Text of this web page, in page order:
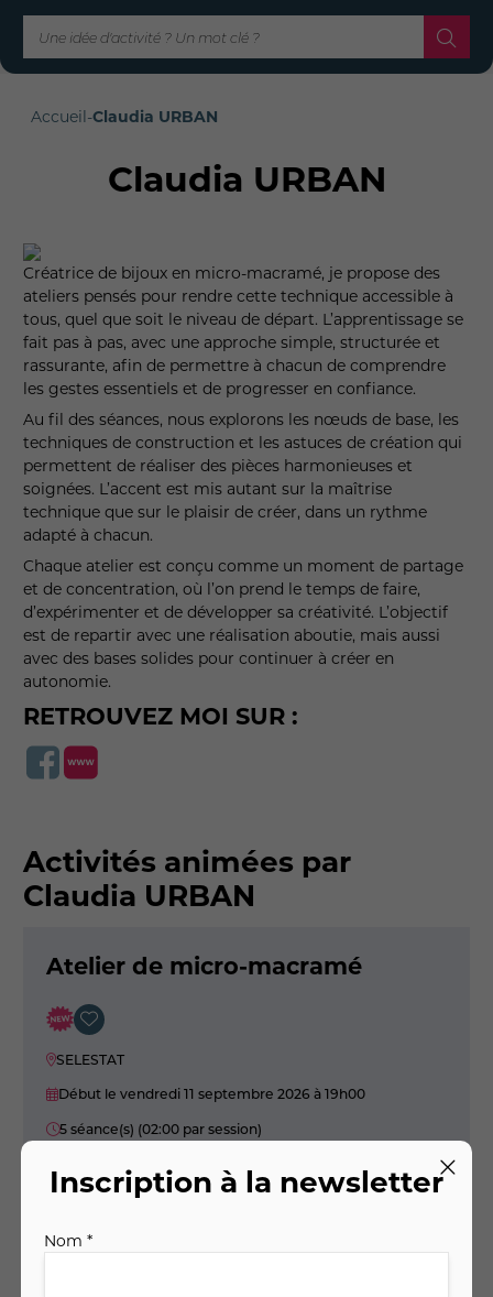
Accueil-Claudia URBAN
Claudia URBAN
Créatrice de bijoux en micro-macramé, je propose des
ateliers pensés pour rendre cette technique accessible à
tous, quel que soit le niveau de départ. L’apprentissage se
fait pas à pas, avec une approche simple, structurée et
rassurante, afin de permettre à chacun de comprendre
les gestes essentiels et de progresser en confiance.
Au fil des séances, nous explorons les nœuds de base, les
techniques de construction et les astuces de création qui
permettent de réaliser des pièces harmonieuses et
soignées. L’accent est mis autant sur la maîtrise
technique que sur le plaisir de créer, dans un rythme
adapté à chacun.
Chaque atelier est conçu comme un moment de partage
et de concentration, où l’on prend le temps de faire,
d’expérimenter et de développer sa créativité. L’objectif
est de repartir avec une réalisation aboutie, mais aussi
avec des bases solides pour continuer à créer en
autonomie.
RETROUVEZ MOI SUR :
Activités animées par
Claudia URBAN
Atelier de micro-macramé
SELESTAT
Début le vendredi 11 septembre 2026 à 19h00
5 séance(s) (02:00 par session)
102, €
Inscription à la newsletter
Nom *